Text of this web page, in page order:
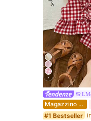
7
Magazzino EU
#1 Bestseller